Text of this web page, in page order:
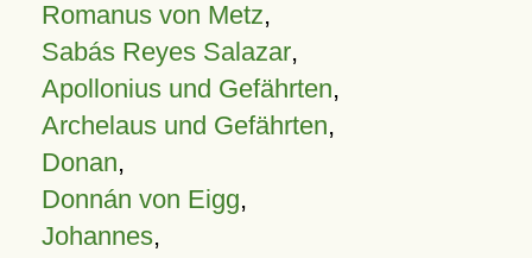
Romanus von Metz,
Sabás Reyes Salazar,
Apollonius und Gefährten,
Archelaus und Gefährten,
Donan,
Donnán von Eigg,
Johannes,